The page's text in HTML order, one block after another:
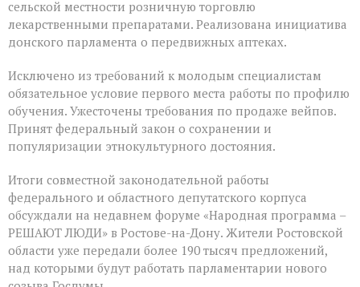
сельской местности розничную торговлю
лекарственными препаратами. Реализована инициатива
донского парламента о передвижных аптеках.
Исключено из требований к молодым специалистам
обязательное условие первого места работы по профилю
обучения. Ужесточены требования по продаже вейпов.
Принят федеральный закон о сохранении и
популяризации этнокультурного достояния.
Итоги совместной законодательной работы
федерального и областного депутатского корпуса
обсуждали на недавнем форуме «Народная программа –
РЕШАЮТ ЛЮДИ» в Ростове-на-Дону. Жители Ростовской
области уже передали более 190 тысяч предложений,
над которыми будут работать парламентарии нового